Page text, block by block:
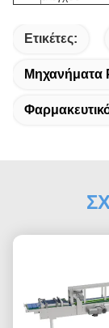
Ετικέτες:
Μηχανήματα